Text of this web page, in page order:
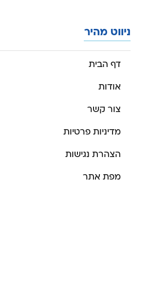
ניווט מהיר
דף הבית
אודות
צור קשר
מדיניות פרטיות
הצהרת נגישות
מפת אתר